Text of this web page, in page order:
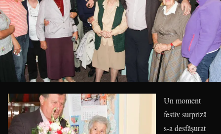
Un moment
festiv surpriză
s-a desfășurat